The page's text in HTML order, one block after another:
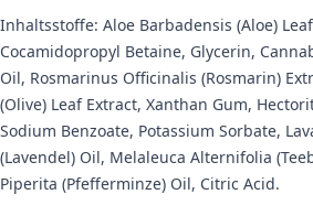
Inhaltsstoffe: Aloe Barbadensis (Aloe)
Cocamidopropyl Betaine, Glycerin,
Oil, Rosmarinus Officinalis (Rosmarin)
(Olive) Leaf Extract, Xanthan Gum,
Sodium Benzoate, Potassium Sorbate,
(Lavendel) Oil, Melaleuca Alternifolia
Piperita (Pfefferminze) Oil, Citric Acid.